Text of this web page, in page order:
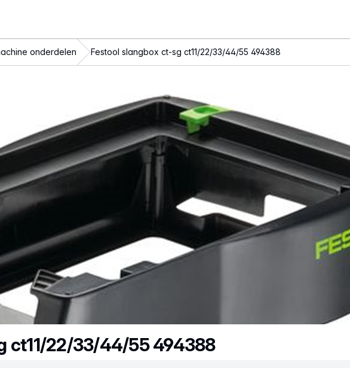
onderdelen Festool slangbox ct-sg ct11/22/33/44/55 494388
ct11/22/33/44/55 494388